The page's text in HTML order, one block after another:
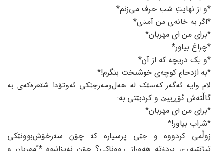
*و از نهایتِ شب حرف می‌زنم*
*اگر بە خانە‌ی من آمدی*
*برای من ای مهربان*
*چراغ بیاور*
*و یک دریچه کە از آن*
*بە ازدحامِ کوچه‌ی خوشبخت بنگرم!*
لام وایە ئەگەر کەسێک لە هەل‌ومەرجێکی ئەوتۆدا شێعرەکەی بە
گاڵتەش گۆڕیبێ و کردبێتی به:
*برای من ای مهربان*
*شراب بیاور!*
زوڵمی کردووە و جێی پرسیارە کە چۆن سەرخۆش‌بوونێکی